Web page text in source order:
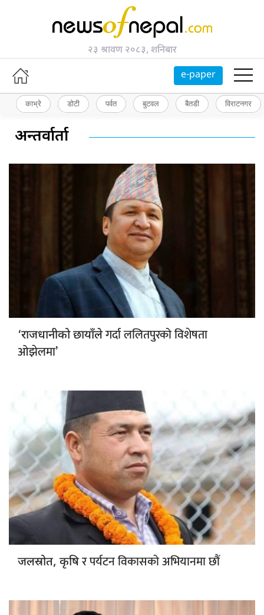
२३ श्रावण २०८३, शनिबार
e-paper
काभ्रे डोटी पर्वत बुटवल बैतडी विराटनगर
अन्तर्वार्ता
‘राजधानीको छायाँलेगर्दा ललितपुरको विशेषता
ओझेलमा’
जलस्रोत, कृषिर पर्यटन विकासको अभियानमा छौं